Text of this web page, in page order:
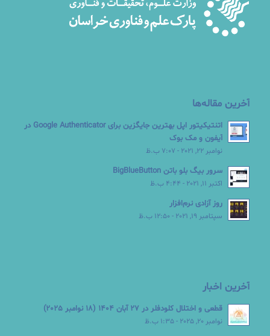
آخرین مقاله‌ها
اتنتیکیتور اپل بهترین جایگزین برای Google Authenticator در
آیفون و مک بوک
نوامبر 22, 2021 - 7:07 ب.ظ
سرور بیگ بلو باتن BigBlueButton
اکتبر 11, 2021 - 4:44 ب.ظ
روز آزادی نرم‌افزار
سپتامبر 19, 2021 - 12:50 ب.ظ
آخرین اخبار
قطعی و اختلال کلودفلر در 27 آبان 1404 (18 نوامبر 2025)
نوامبر 20, 2025 - 1:35 ب.ظ